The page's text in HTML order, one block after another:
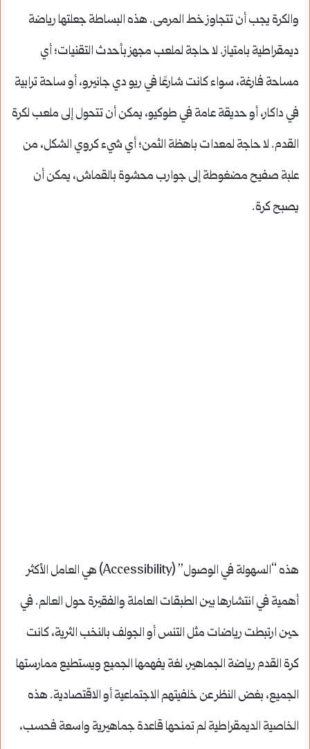
والكرة يجب أن تتجاوز خط المرمى. هذه البساطة جعلتها رياضة
ديمقراطية بامتياز. لا حاجة لملعب مجهز بأحدث التقنيات؛ أي
مساحة فارغة، سواء كانت شارعًا في ريو دي جانيرو، أو ساحة ترابية
في داكار، أو حديقة عامة في طوكيو، يمكن أن تتحول إلى ملعب لكرة
القدم. لا حاجة لمعدات باهظة الثمن؛ أي شيء كروي الشكل، من
علبة صفيح مضغوطة إلى جوارب محشوة بالقماش، يمكن أن
يصبح كرة.
هذه “السهولة في الوصول” (Accessibility) هي العامل الأكثر
أهمية في انتشارها بين الطبقات العاملة والفقيرة حول العالم. في
حين ارتبطت رياضات مثل التنس أو الجولف بالنخب الثرية، كانت
كرة القدم رياضة الجماهير، لغة يفهمها الجميع ويستطيع ممارستها
الجميع، بغض النظر عن خلفيتهم الاجتماعية أو الاقتصادية. هذه
الخاصية الديمقراطية لم تمنحها قاعدة جماهيرية واسعة فحسب،